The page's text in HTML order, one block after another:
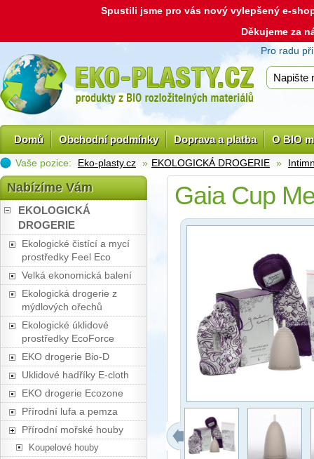
Spustili jsme pro vás nový vylepšený e-
Děkujeme za
Pro radu
Domů Obchodní podmínky Doprava a platba O BIO
Vaše pozice: Eko-plasty.cz » EKOLOGICKÁ DROGERIE »
Nabízíme Vám
EKOLOGICKÁ
DROGERIE
Ekologické čistící a mycí
prostředky Feel Eco
Velká ekonomická balení
Ekologická drogerie z
mýdlových ořechů
Ekologické úklidové
prostředky EcoForce
EKO drogerie Bio-D
Uklidové hadříky E-cloth
EKO drogerie Ecozone
Přírodní lufa a pemza
Přírodní mořské houby
Koupelové houby
Gaia Cup